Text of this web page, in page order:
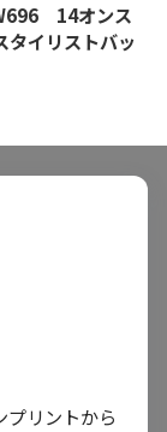
14オンス
イリストバッ
プリントから